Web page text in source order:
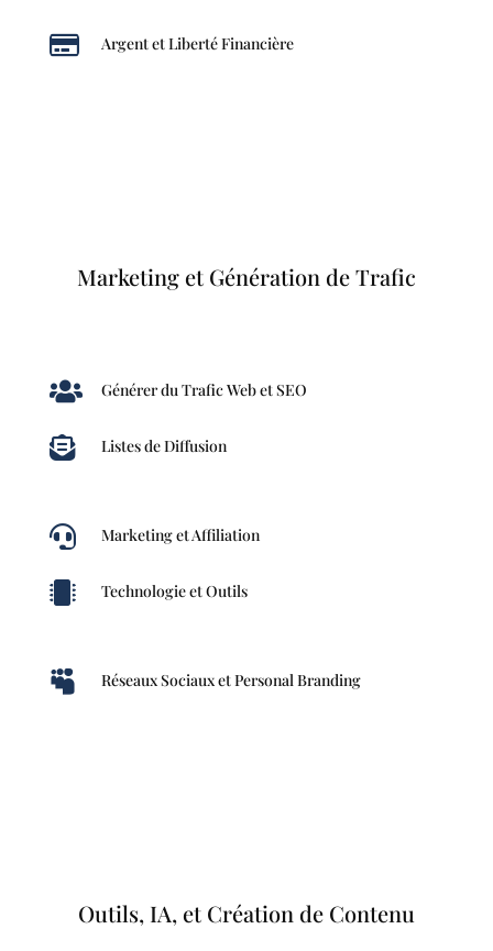
 Argent et Liberté Financière
Marketing et Génération de Trafic
 Générer du Trafic Web et SEO
 Listes de Diffusion
 Marketing et Affiliation
 Technologie et Outils
 Réseaux Sociaux et Personal Branding
Outils, IA, et Création de Contenu